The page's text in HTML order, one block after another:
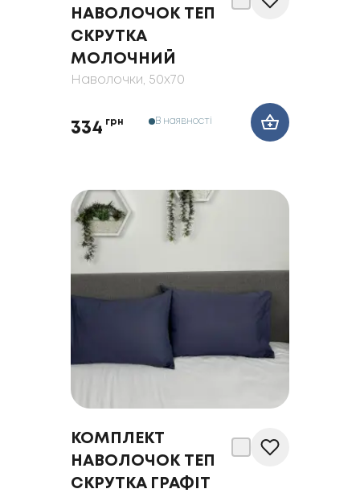
НАВОЛОЧОК ТЕП
СКРУТКА
МОЛОЧНИЙ
Наволочки, 50x70
334 грн В наявності
КОМПЛЕКТ
НАВОЛОЧОК ТЕП
СКРУТКА ГРАФІТ